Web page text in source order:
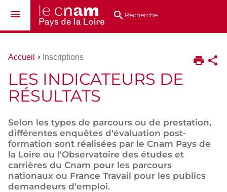
au
directsRecherche
Vous
Accueil Inscriptions
LES INDICATEURS DE
RÉSULTATS
Selon les types de parcours ou de prestation,
différentes enquêtes d'évaluation post-
formation sont réalisées par le Cnam Pays de
la Loire ou l'Observatoire des études et
carrières du Cnam pour les parcours
nationaux ou France Travail pour les publics
demandeurs d'emploi.